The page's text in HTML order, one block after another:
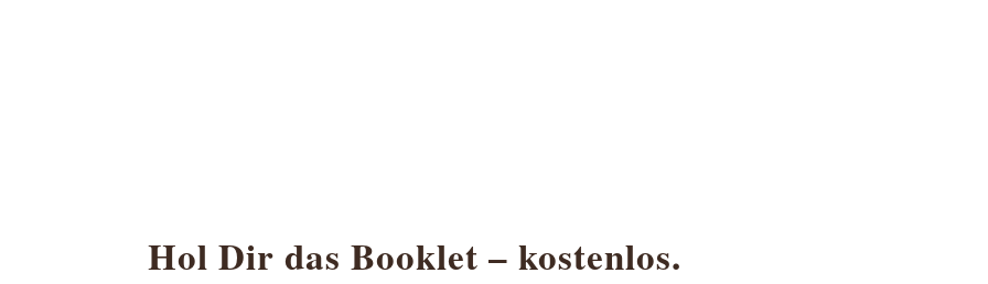
Hol Dir das Booklet – kostenlos.